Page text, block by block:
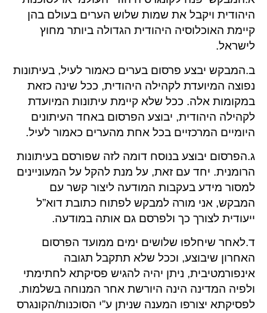
היהודית ויקבל את שמות שלוש הערים בעולם בהן
קיימת האוכלוסיה היהודית הגדולה ביותר מחוץ
לישראל.
ב.המבקש יבצע פרסום בערים כאמור לעיל, בעיתונות
נפוצה המיועדת לקהילה היהודית, ככל שינה כזאת
במקומות אלה. ככל שלא קיימת עיתונות המיועדת
לקהילה היהודית, יבוצע הפרסום באחד העיתונים
היומיים המרכזיים בכל אחת מהערים כאמור לעיל.
ג.הפרסום יבוצע בנוסח דומה לזה שפורסם בעיתונות
הרומנית. יחד עם זאת, על מנת להקל על המעוניינים
למסור מידע בעקבות המודעה ליצור קשר עם
המבקש, אני מורה למבקש לפתוח כתובת דוא”ל
ייעודית לצורך כך ולפרסם גם אותה במודעה.
ד.לאחר שיחלפו שלושים ימים ממועד הפרסום
האחרון שיבוצע, וככל שלא תתקבל תגובה
אינפורמטיבית, ניתן יהיה להגיש פסיקתא לחתימתי
ולפיה המדינה הינה היורשת אחר המנוחה בשלמות.
לפסיקתא יצורפו המענה שניתן ע”י הסוכנות/הקונגרס